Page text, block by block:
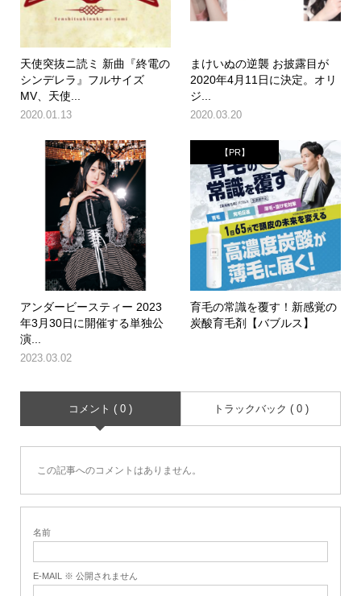
天使突抜ニ読ミ 新曲『終電の
シンデレラ』フルサイズ
MV、天使...
2020.01.13
まけいぬの逆襲 お披露目が
2020年4月11日に決定。オリ
ジ...
2020.03.20
アンダービースティー 2023
年3月30日に開催する単独公
演...
2023.03.02
【PR】
育毛の常識を覆す！新感覚の
炭酸育毛剤【バブルス】
コメント ( 0 ) トラックバック ( 0 )
この記事へのコメントはありません。
名前
E-MAIL ※ 公開されません